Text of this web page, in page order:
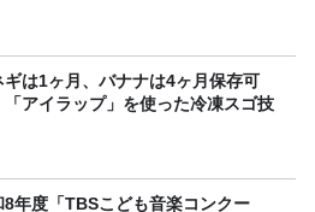
ギは1ヶ月、バナナは4ヶ月保存可
「アイラップ」を使った冷凍スゴ技
8年度「TBSこども音楽コンクー